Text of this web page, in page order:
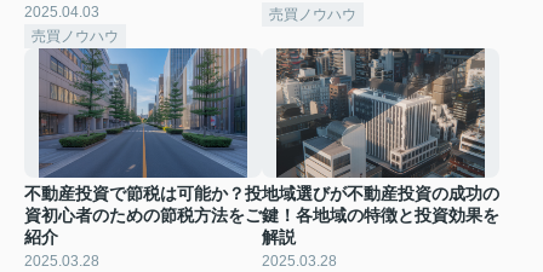
2025.04.03
売買ノウハウ
売買ノウハウ
不動産投資で節税は可能か？投
資初心者のための節税方法をご
紹介
2025.03.28
地域選びが不動産投資の成功の
鍵！各地域の特徴と投資効果を
解説
2025.03.28